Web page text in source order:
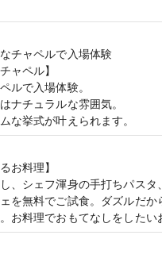
チャペルで入場体験
ャペル】
ルで入場体験。
ナチュラルな雰囲気。
な挙式が叶えられます。
お料理】
、シェフ渾身の手打ちパス
を無料でご試食。ダズルだ
お料理でおもてなしをしたい